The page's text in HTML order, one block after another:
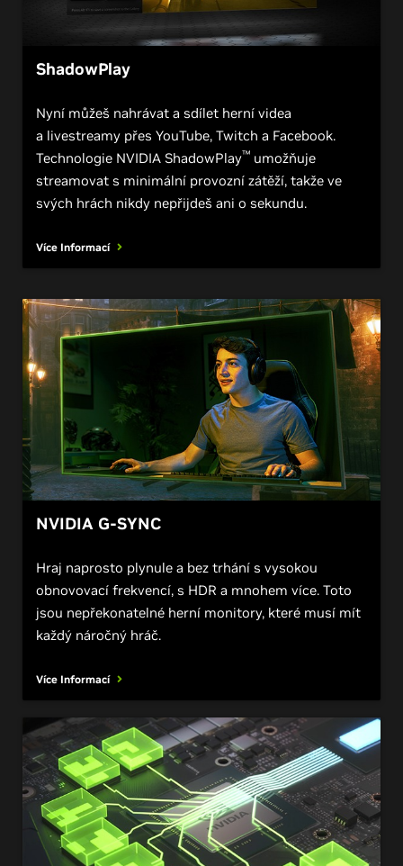
ShadowPlay
Nyní můžeš nahrávat a sdílet herní videa
a livestreamy přes YouTube, Twitch a Facebook.
Technologie NVIDIA ShadowPlay™ umožňuje
streamovat s minimální provozní zátěží, takže ve
svých hrách nikdy nepřijdeš ani o sekundu.
Více Informací
NVIDIA G-SYNC
Hraj naprosto plynule a bez trhání s vysokou
obnovovací frekvencí, s HDR a mnohem více. Toto
jsou nepřekonatelné herní monitory, které musí mít
každý náročný hráč.
Více Informací